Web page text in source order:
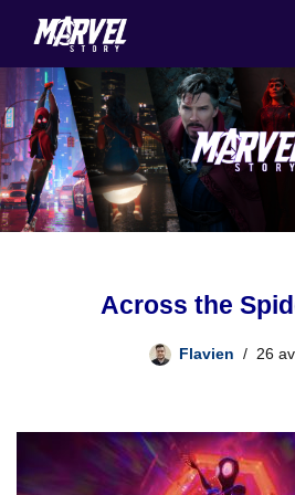
au
contenu
Across the
Flavien 26